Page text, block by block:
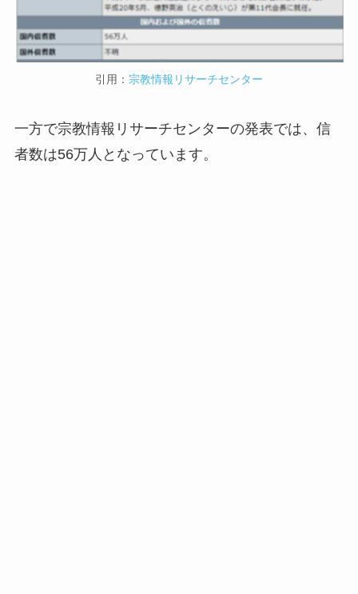
引用： 宗教情報リサーチセンター
一方で宗教情報リサーチセンターの発表では、信
者数は56万人となっています。